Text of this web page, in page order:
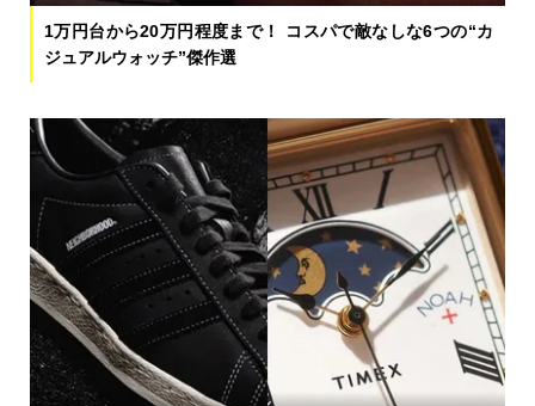
1万円台から20万円程度まで！ コスパで敵なしな6つの“カ
ジュアルウォッチ”傑作選